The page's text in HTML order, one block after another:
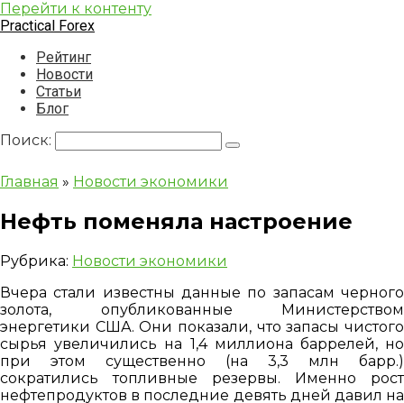
Перейти к контенту
Practical Forex
Рейтинг
Новости
Статьи
Блог
Поиск:
Главная » Новости экономики
Нефть поменяла настроение
Рубрика: Новости экономики
Вчера стали известны данные по запасам черного
золота, опубликованные Министерством
энергетики США. Они показали, что запасы чистого
сырья увеличились на 1,4 миллиона баррелей, но
при этом существенно (на 3,3 млн барр.)
сократились топливные резервы. Именно рост
нефтепродуктов в последние девять дней давил на